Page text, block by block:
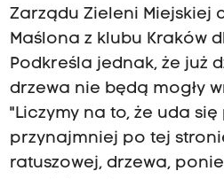
Zarządu Zieleni Miejskiej
Maślona z klubu Kraków
Podkreśla jednak, że już
drzewa nie będą mogły
"Liczymy na to, że uda
przynajmniej po tej
ratuszowej, drzewa,